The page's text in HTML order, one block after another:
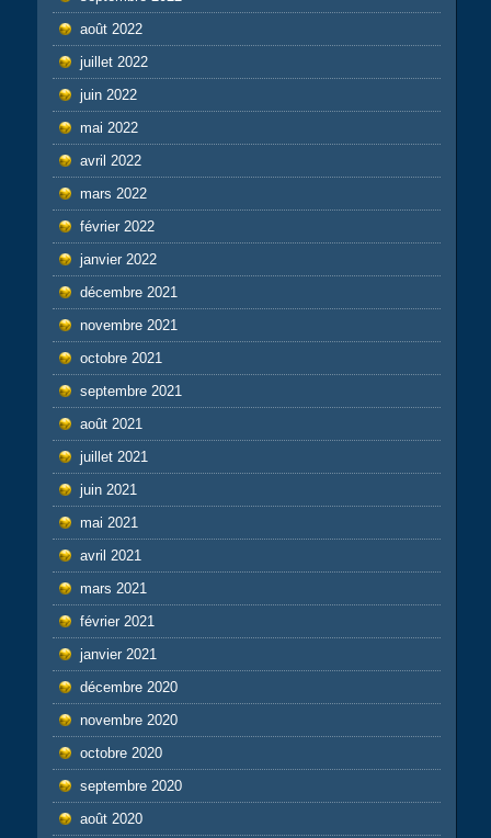
août 2022
juillet 2022
juin 2022
mai 2022
avril 2022
mars 2022
février 2022
janvier 2022
décembre 2021
novembre 2021
octobre 2021
septembre 2021
août 2021
juillet 2021
juin 2021
mai 2021
avril 2021
mars 2021
février 2021
janvier 2021
décembre 2020
novembre 2020
octobre 2020
septembre 2020
août 2020